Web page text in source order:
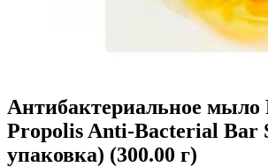
Антибактериальное мыло
Propolis Anti-Bacterial Bar
упаковка) (300.00 г)